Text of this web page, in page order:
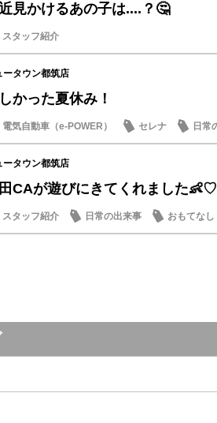
見かけるあの子は....？🤔
スタッフ紹介
ータウン都筑店
かった夏休み！
電気自動車（e-POWER） セレナ 日常
ータウン都筑店
CAが遊びにきてくれました👶♡
スタッフ紹介 日常の出来事 おもてなし